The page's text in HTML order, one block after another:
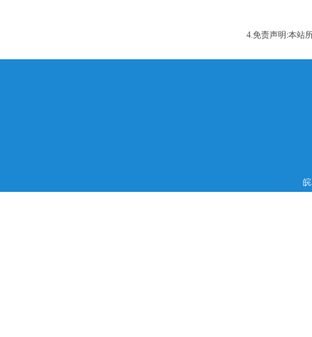
4.免责声明:本站